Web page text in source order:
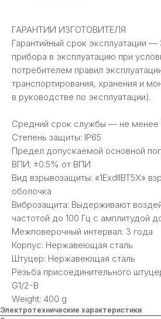
ГАРАНТИИ ИЗГОТОВИТЕЛЯ
Гарантийный срок эксплуатации
прибора в эксплуатацию при
потребителем правил
транспортирования, хранения и
в руководстве по эксплуатации).
Средний срок службы — не менее
Степень защиты: IP65
Предел допускаемой основной
ВПИ; ±0.5% от ВПИ
Вид взрывозащиты: «1ЕхdIIВТ5Х»
оболочка
Виброзащита: Выдерживают
частотой до 100 Гц с амплитудой
Межповерочный интервал: 3 года
Корпус: Нержавеющая сталь
Штуцер: Нержавеющая сталь
Резьба присоединительного
G1/2-B
Weight: 400 g
Электротехнические характеристики